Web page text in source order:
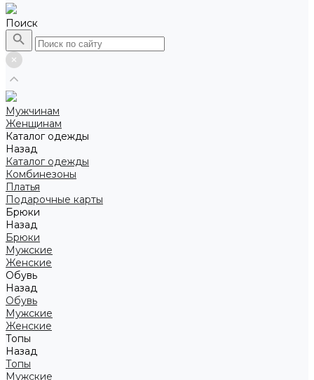
Поиск
Мужчинам
Женщинам
Каталог одежды
Назад
Каталог одежды
Комбинезоны
Платья
Подарочные карты
Брюки
Назад
Брюки
Мужские
Женские
Обувь
Назад
Обувь
Мужские
Женские
Топы
Назад
Топы
Мужские